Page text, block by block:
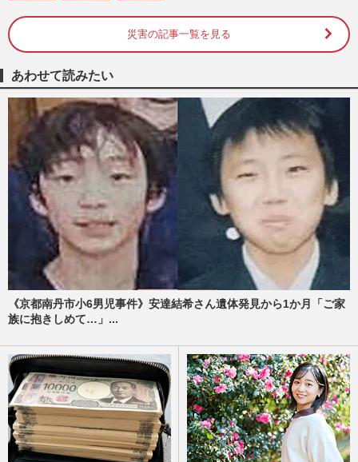
週刊女性PRIME 2時間前
福岡県議会の“ドン”蔵内勇夫議長、炎上続
きの中「ネパールは天国だった」震災無視
の不謹慎発言で「地獄に…
週刊女性PRIME 2026/8/6
くまモンと仲良しの“高雄熊”がいる高雄市
からは被災地にテント、半導体大手
『TSMC』は2億5000万！台湾と…
週刊女性PRIME 2026/8/6
熊本地震で従業員死亡の『ハビタ』イオン
爆発事故後に“社長の経歴と写真”削除で
「逃げようとしてる」逃げ…
蓮舫議員「あまりにも愕然…」高市早苗首
相の熊本地震“合掌姿”を痛烈批判するも
「なんでも揚げ足」国民か…
週刊女性PRIME 2026/8/5
災害の記事一覧を見る
あわせて読みたい
《京都南丹市小6男児事件》安達結希さん遺体発見から1か月「ご家
族に抱きしめて…」...